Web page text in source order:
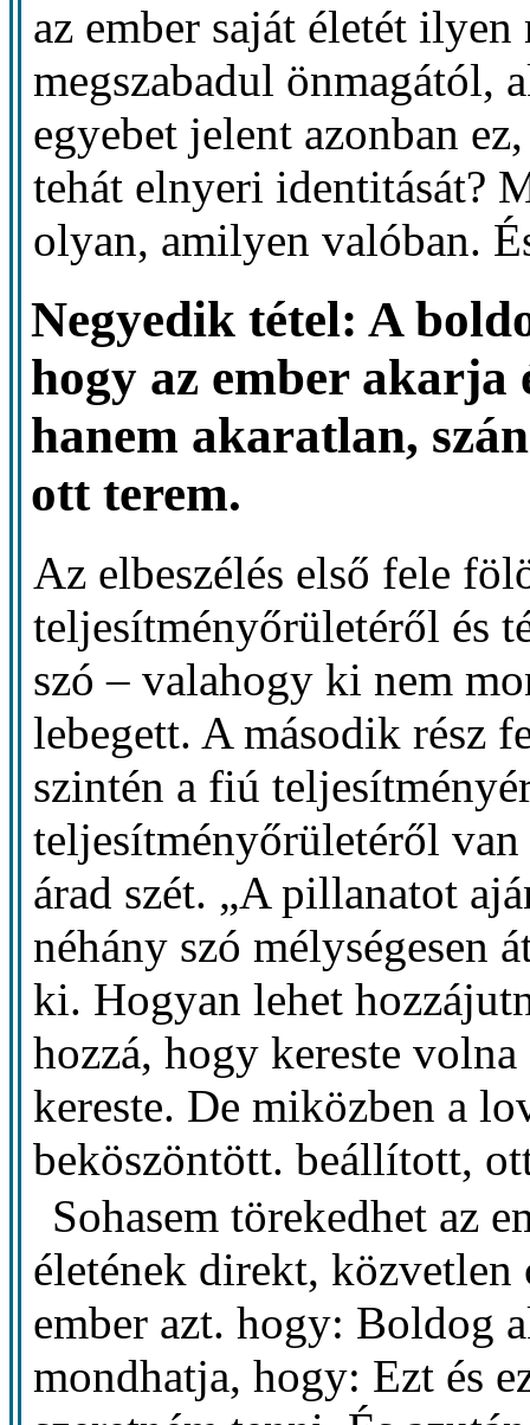
az ember saját életét
megszabadul önmagától,
egyebet jelent azonban
tehát elnyeri identitását?
olyan, amilyen valóban.
Negyedik tétel: A
hogy az ember
hanem akaratlan,
ott terem.
Az elbeszélés első fele
teljesítményőrületéről és
szó – valahogy ki nem
lebegett. A második rész
szintén a fiú
teljesítményőrületéről van
árad szét. „A pillanatot
néhány szó mélységesen
ki. Hogyan lehet
hozzá, hogy kereste
kereste. De miközben a
beköszöntött. beállított,
Sohasem törekedhet az
életének direkt, közvetlen
ember azt. hogy: Boldog
mondhatja, hogy: Ezt és